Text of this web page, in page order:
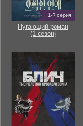
1-7 серия
Пугающий роман
(1 сезон)